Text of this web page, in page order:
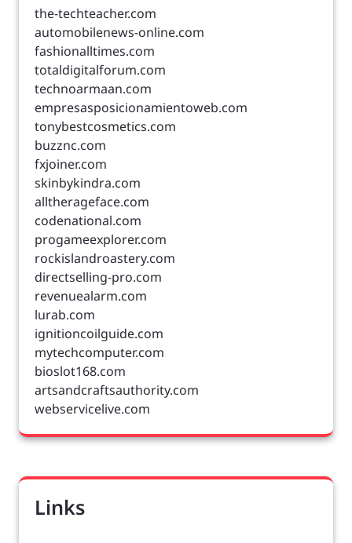
the-techteacher.com
automobilenews-online.com
fashionalltimes.com
totaldigitalforum.com
technoarmaan.com
empresasposicionamientoweb.com
tonybestcosmetics.com
buzznc.com
fxjoiner.com
skinbykindra.com
alltherageface.com
codenational.com
progameexplorer.com
rockislandroastery.com
directselling-pro.com
revenuealarm.com
lurab.com
ignitioncoilguide.com
mytechcomputer.com
bioslot168.com
artsandcraftsauthority.com
webservicelive.com
Links